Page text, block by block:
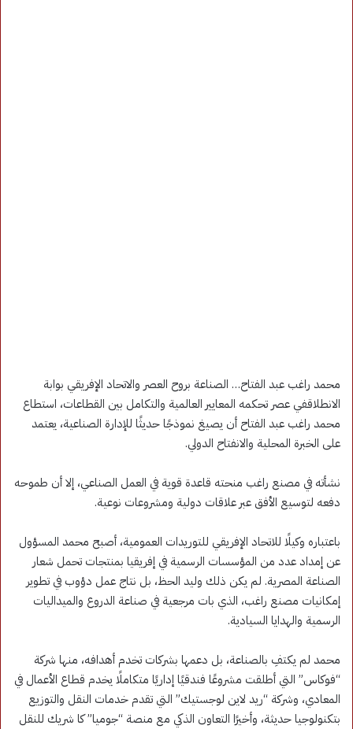
محمد راغب عبد الفتاح… الصناعة بروح العصر والاتحاد الإفريقي بوابة
الانطلاقفي عصر تحكمه المعايير العالمية والتكامل بين القطاعات، استطاع
محمد راغب عبد الفتاح أن يصيغ نموذجًا حديثًا للإدارة الصناعية، يعتمد
على الخبرة المحلية والانفتاح الدولي.
نشأته في مصنع راغب منحته قاعدة قوية في العمل الصناعي، إلا أن طموحه
دفعه لتوسيع الأفق عبر علاقات دولية ومشروعات نوعية.
باعتباره وكيلًا للاتحاد الإفريقي للتوريدات العمومية، أصبح محمد المسؤول
عن إمداد عدد من المؤسسات الرسمية في إفريقيا بمنتجات تحمل شعار
الصناعة المصرية. لم يكن ذلك وليد الحظ، بل نتاج عمل دؤوب في تطوير
إمكانيات مصنع راغب، الذي بات مرجعية في صناعة الدروع والميداليات
الرسمية والهدايا السيادية.
محمد لم يكتفِ بالصناعة، بل دعمها بشركات تخدم أهدافه، منها شركة
“فوكاس” التي أطلقت مشروعًا فندقيًا إداريًا متكاملًا يخدم قطاع الأعمال في
المعادي، وشركة “ريد لاين لوجستيك” التي تقدم خدمات النقل والتوزيع
بتكنولوجيا حديثة، وأخيرًا التعاون الذكي مع منصة “جوميا” كا شريك للنقل